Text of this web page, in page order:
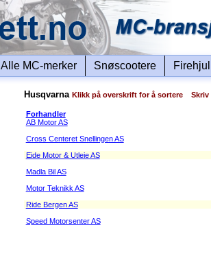
Alle MC-merker Snøscootere
Husqvarna Klikk på overskrift for å sortere
Forhandler
AB Motor AS
Cross Centeret Snellingen AS
Eide Motor & Utleie AS
Madla Bil AS
Motor Teknikk AS
Ride Bergen AS
Speed Motorsenter AS